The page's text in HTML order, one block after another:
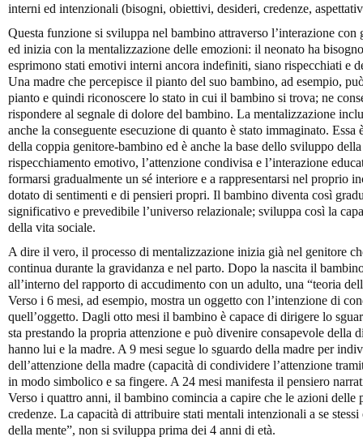
interni ed intenzionali (bisogni, obiettivi, desideri, credenze,
Questa funzione si sviluppa nel bambino attraverso l’interazione
ed inizia con la mentalizzazione delle emozioni: il neonato ha
esprimono stati emotivi interni ancora indefiniti, siano rispecchiati e
Una madre che percepisce il pianto del suo bambino, ad esempio,
pianto e quindi riconoscere lo stato in cui il bambino si trova; ne
rispondere al segnale di dolore del bambino. La mentalizzazione
anche la conseguente esecuzione di quanto è stato immaginato.
della coppia genitore-bambino ed è anche la base dello sviluppo
rispecchiamento emotivo, l’attenzione condivisa e l’interazione
formarsi gradualmente un sé interiore e a rappresentarsi nel proprio
dotato di sentimenti e di pensieri propri. Il bambino diventa così
significativo e prevedibile l’universo relazionale; sviluppa così la
della vita sociale.
A dire il vero, il processo di mentalizzazione inizia già nel genitore
continua durante la gravidanza e nel parto. Dopo la nascita il
all’interno del rapporto di accudimento con un adulto, una “teoria
Verso i 6 mesi, ad esempio, mostra un oggetto con l’intenzione di
quell’oggetto. Dagli otto mesi il bambino è capace di dirigere lo
sta prestando la propria attenzione e può divenire consapevole della
hanno lui e la madre. A 9 mesi segue lo sguardo della madre per
dell’attenzione della madre (capacità di condividere l’attenzione
in modo simbolico e sa fingere. A 24 mesi manifesta il pensiero
Verso i quattro anni, il bambino comincia a capire che le azioni delle
credenze. La capacità di attribuire stati mentali intenzionali a se
della mente”, non si sviluppa prima dei 4 anni di età.